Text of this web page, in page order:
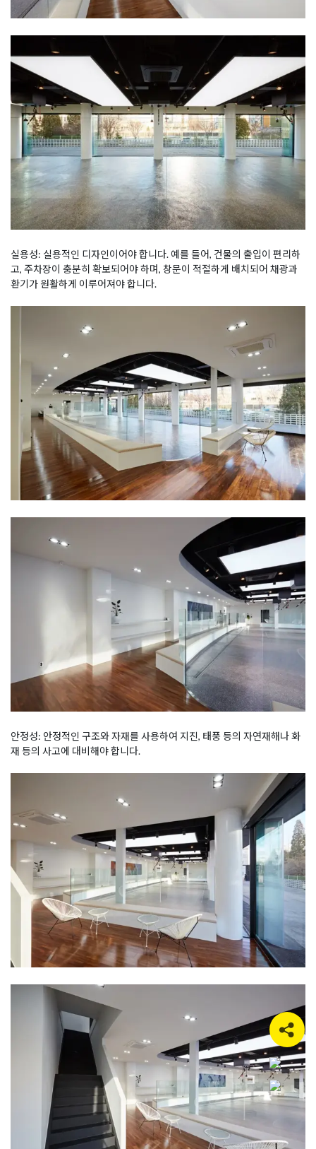
실용성: 실용적인 디자인이어야 합니다. 예를 들어, 건물의 출입이 편리하
고, 주차장이 충분히 확보되어야 하며, 창문이 적절하게 배치되어 채광과
환기가 원활하게 이루어져야 합니다.
안정성: 안정적인 구조와 자재를 사용하여 지진, 태풍 등의 자연재해나 화
재 등의 사고에 대비해야 합니다.